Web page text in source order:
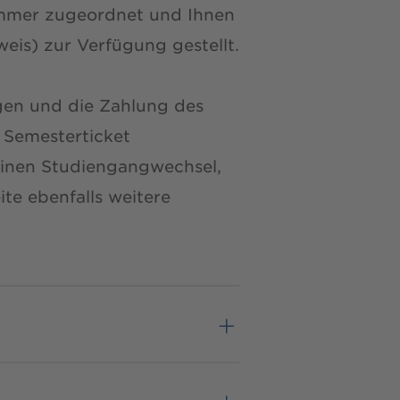
zugeordnet und Ihnen
zur Verfügung gestellt.
und die Zahlung des
Studiengangwechsel,
ebenfalls weitere